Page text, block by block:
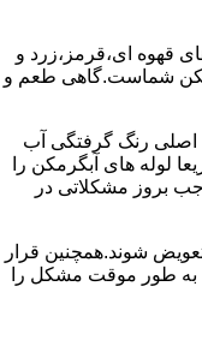
قهوه ای،قرمز،زرد و
شماست.گاهی طعم و
رنگ گرفتگی آب
لوله های آبگرمکن را
بروز مشکلاتی در
شوند.همچنین قرار
به طور موقت مشکل را